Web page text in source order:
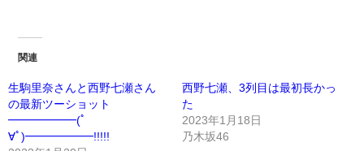
関連
生駒里奈さんと西野七瀬さん
の最新ツーショット
━━━━━━(ﾟ
∀ﾟ)━━━━━━!!!!!
西野七瀬、3列目は最初長かっ
た
2023年1月18日
乃木坂46